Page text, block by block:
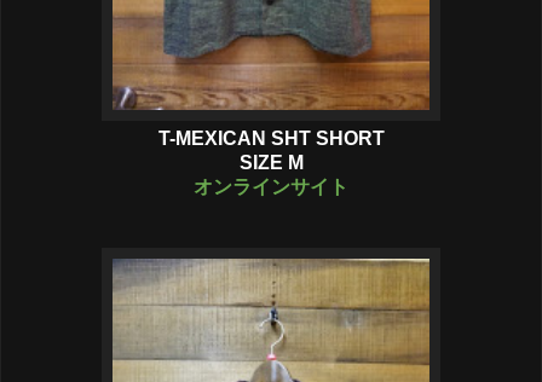
T-MEXICAN SHT SHORT
SIZE M
オンラインサイト